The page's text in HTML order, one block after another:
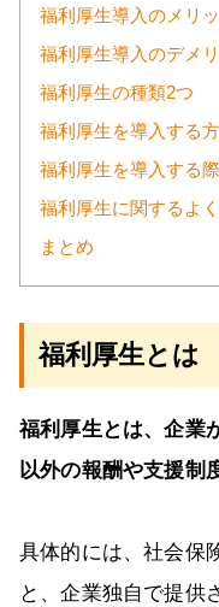
福利厚生導入のメリ
福利厚生導入のデメ
福利厚生の種類2つ
福利厚生を導入する
福利厚生を導入する
福利厚生に関するよ
まとめ
福利厚生とは
福利厚生とは、企業
以外の報酬や支援制
具体的には、社会保
と、企業独自で提供